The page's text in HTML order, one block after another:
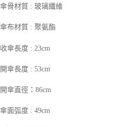
傘骨材質 : 玻璃纖維
傘布材質 : 聚氨酯
收傘長度 : 23cm
開傘長度 : 53cm
開傘直徑：86cm
傘面弧度 : 49cm